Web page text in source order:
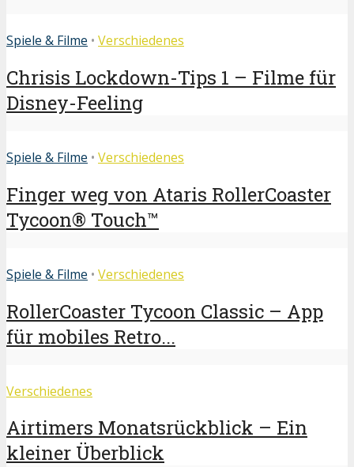
Spiele & Filme • Verschiedenes
Chrisis Lockdown-Tips 1 – Filme für
Disney-Feeling
Spiele & Filme • Verschiedenes
Finger weg von Ataris RollerCoaster
Tycoon® Touch™
Spiele & Filme • Verschiedenes
RollerCoaster Tycoon Classic – App
für mobiles Retro...
Verschiedenes
Airtimers Monatsrückblick – Ein
kleiner Überblick